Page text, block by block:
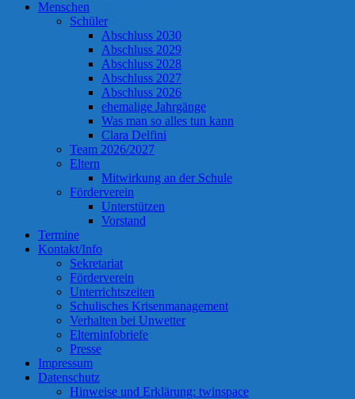
Menschen
Schüler
Abschluss 2030
Abschluss 2029
Abschluss 2028
Abschluss 2027
Abschluss 2026
ehemalige Jahrgänge
Was man so alles tun kann
Clara Delfini
Team 2026/2027
Eltern
Mitwirkung an der Schule
Förderverein
Unterstützen
Vorstand
Termine
Kontakt/Info
Sekretariat
Förderverein
Unterrichtszeiten
Schulisches Krisenmanagement
Verhalten bei Unwetter
Elterninfobriefe
Presse
Impressum
Datenschutz
Hinweise und Erklärung: twinspace